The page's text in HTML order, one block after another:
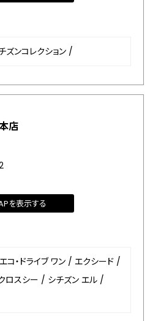
ズンコレクション /
店
を表示する
エコ・ドライブ ワン / エクシード /
ロスシー / シチズン エル /